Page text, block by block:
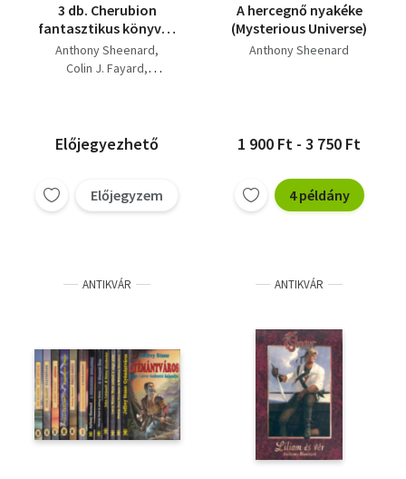
3 db. Cherubion
fantasztikus könyvek
(Városalapítók +
Nyugatvég krónikái +
Anthony Sheenard
Colin J. Fayard
Előjegyezhető
Előjegyzem
A hercegnő nyakéke
(Mysterious Universe)
Anthony Sheenard
1 900 Ft - 3 750 Ft
4 példány
ANTIKVÁR ANTIKVÁR